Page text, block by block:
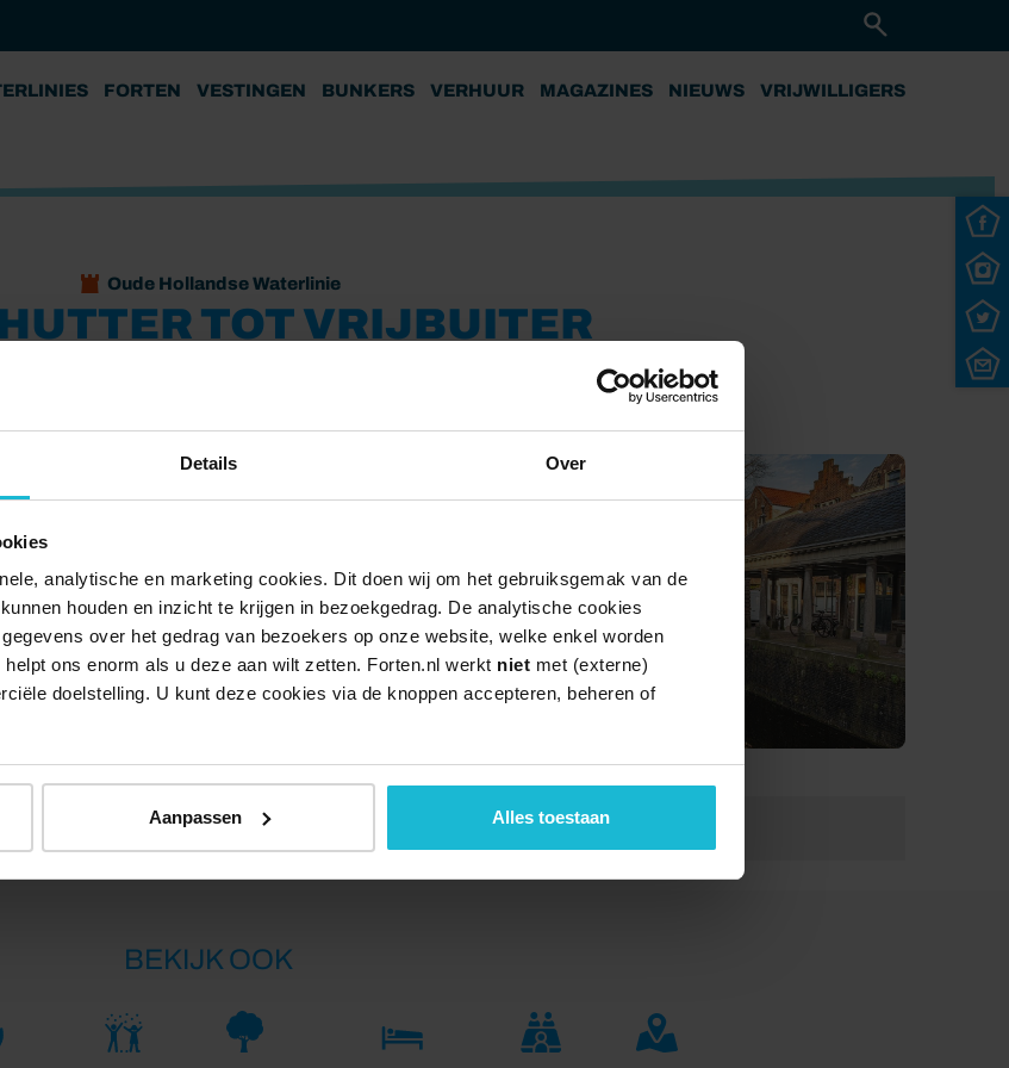
Details Over
analytische en marketing cookies. Dit doen wij om het gebruiksgemak van de
houden en inzicht te krijgen in bezoekgedrag. De analytische cookies
over het gedrag van bezoekers op onze website, welke enkel worden
ons enorm als u deze aan wilt zetten. Forten.nl werkt niet met (externe)
doelstelling. U kunt deze cookies via de knoppen accepteren, beheren of
Aanpassen Alles toestaan
FORTEN VESTINGEN BUNKERS VERHUUR MAGAZINES NIEUWS VRIJWILLIGERS
Oude Hollandse Waterlinie
TOT VRIJBUITER
erfgoed met een spannend verhaal. Als
waard. Tenminste, als je door de poorten werd
De poorten werden gesloten en je stond
rand van de stad ligt nu GOUDasfalt, een
te allen tijde welkom zijn.
de St. Janskerk, Museum Gouda en
restaurantjes en terrasje op de route om een
Delen:
Lengte:
BEKIJK OOK